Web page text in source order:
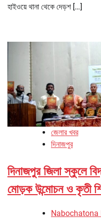
হাইওয়ে থানা থেকে দেড়শ […]
জেলার খবর
দিনাজপুর
দিনাজপুর জিলা স্কুলে
মোড়ক উন্মোচন ও কৃতী
Nabochatona